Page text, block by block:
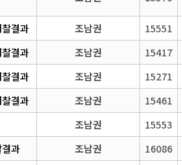
결과 조남권 15551
결과 조남권 15417
결과 조남권 15271
결과 조남권 15461
조남권 15553
과 조남권 16086